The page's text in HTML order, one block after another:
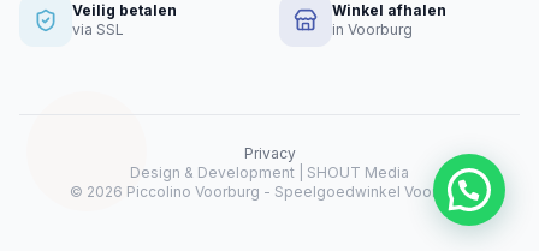
Veilig betalen
via SSL
Winkel afhalen
in Voorburg
Privacy
Design & Development | SHOUT Media
© 2026 Piccolino Voorburg - Speelgoedwinkel Voorburg
Heeft u hulp nodig?